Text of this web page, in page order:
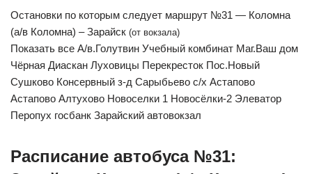
Остановки по которым следует маршрут №31 — Коломна
(а/в Коломна) – Зарайск (от вокзала)
Показать все А/в.Голутвин Учебный комбинат Маг.Ваш дом
Чёрная Диаскан Луховицы Перекресток Пос.Новый
Сушково Консервный з-д Сарыбьево с/х Астапово
Астапово Алтухово Новоселки 1 Новосёлки-2 Элеватор
Перопух госбанк Зарайский автовокзал
Расписание автобуса №31: